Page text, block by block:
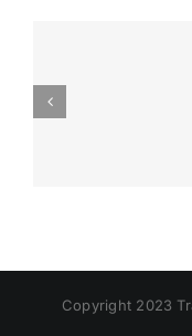
Copyright 2023